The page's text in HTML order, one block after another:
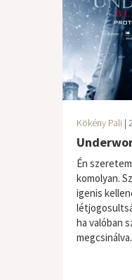
Kökény Pali |
Én
komolyan.
igenis
ha valóban